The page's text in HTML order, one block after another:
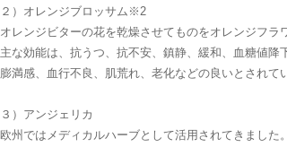
２）オレンジブロッサム※2
オレンジビターの花を乾燥させてものをオレンジフ
主な効能は、抗うつ、抗不安、鎮静、緩和、血糖値
膨満感、血行不良、肌荒れ、老化などの良いとされて
３）アンジェリカ
欧州ではメディカルハーブとして活用されてきまし